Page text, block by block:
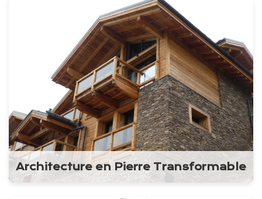
Architecture en Pierre Transformable